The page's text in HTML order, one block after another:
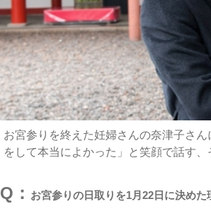
お宮参りを終えた妊婦さんの奈津子さ
をして本当によかった」と笑顔で話す、
Q： お宮参りの日取りを1月22日に決めた